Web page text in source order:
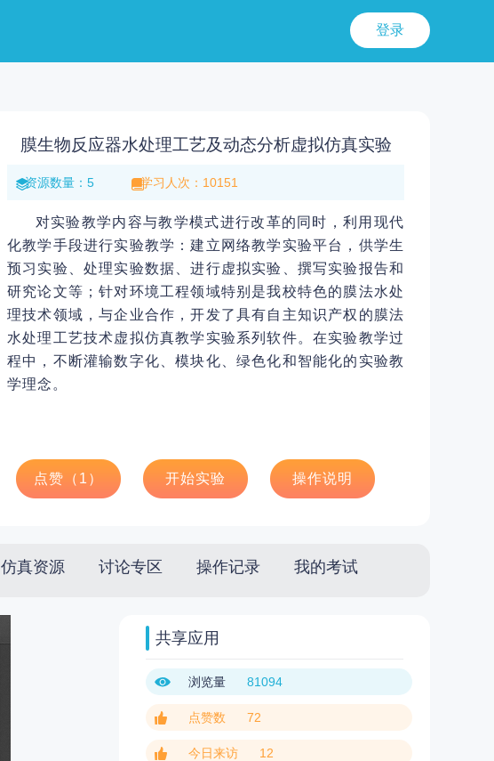
登录
膜生物反应器水处理工艺及动态分析虚拟仿真实验
资源数量：5 学习人次：10151
对实验教学内容与教学模式进行改革的同时，利用现代
化教学手段进行实验教学：建立网络教学实验平台，供学生
预习实验、处理实验数据、进行虚拟实验、撰写实验报告和
研究论文等；针对环境工程领域特别是我校特色的膜法水处
理技术领域，与企业合作，开发了具有自主知识产权的膜法
水处理工艺技术虚拟仿真教学实验系列软件。在实验教学过
程中，不断灌输数字化、模块化、绿色化和智能化的实验教
学理念。
点赞（ 1 ） 开始实验 操作说明
仿真资源 讨论专区 操作记录 我的考试
共享应用
浏览量 81094
点赞数 72
今日来访 12